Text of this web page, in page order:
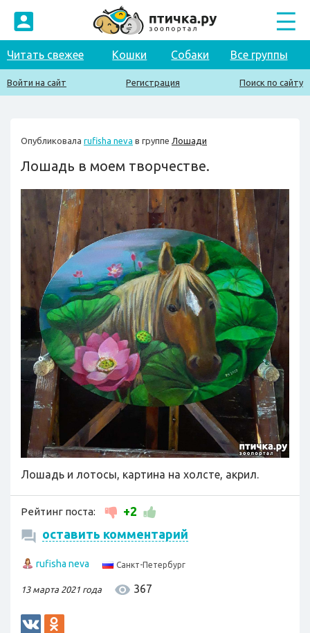
Читать свежее Кошки Собаки Все группы
Войти на сайт Регистрация Поиск по сайту
Опубликовала rufisha neva в группе Лошади
Лошадь в моем творчестве.
Лошадь и лотосы, картина на холсте, акрил.
Рейтинг поста:
+2
оставить комментарий
rufisha neva Санкт-Петербург
13 марта 2021 года 367